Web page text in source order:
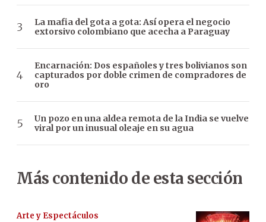
La mafia del gota a gota: Así opera el negocio
extorsivo colombiano que acecha a Paraguay
Encarnación: Dos españoles y tres bolivianos son
capturados por doble crimen de compradores de
oro
Un pozo en una aldea remota de la India se vuelve
viral por un inusual oleaje en su agua
Más contenido de esta sección
Arte y Espectáculos